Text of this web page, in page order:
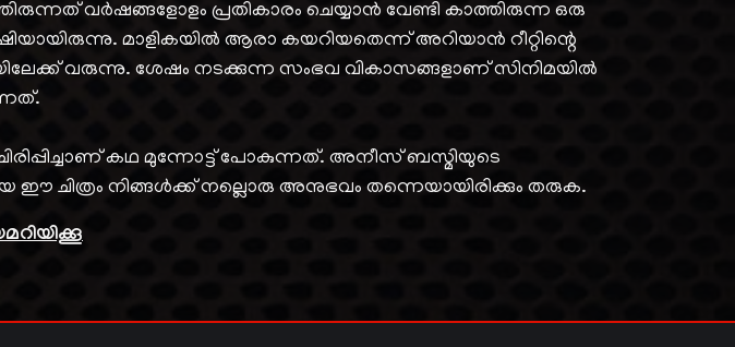
വർഷങ്ങളോളം പ്രതികാരം ചെയ്യാൻ വേണ്ടി കാത്തിരുന്ന ഒരു
മാളികയിൽ ആരാ കയറിയതെന്ന് അറിയാൻ റീറ്റിന്റെ
വരുന്നു. ശേഷം നടക്കുന്ന സംഭവ വികാസങ്ങളാണ് സിനിമയിൽ
ചിരിപ്പിച്ചാണ് കഥ മുന്നോട്ട് പോകുന്നത്. അനീസ് ബസ്മിയുടെ
ഈ ചിത്രം നിങ്ങൾക്ക് നല്ലൊരു അനുഭവം തന്നെയായിരിക്കും തരുക.